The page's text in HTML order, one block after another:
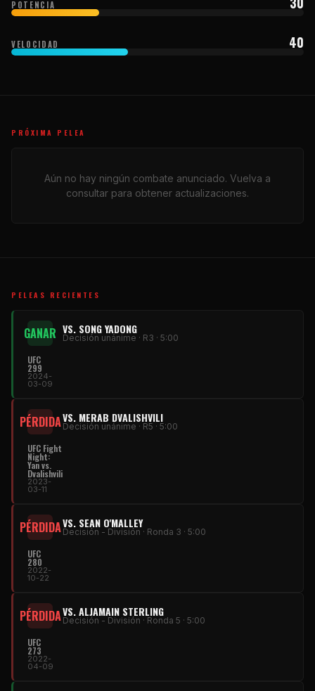
POTENCIA
VELOCIDAD 40
PRÓXIMA PELEA
Aún no hay ningún combate anunciado. Vuelva a
consultar para obtener actualizaciones.
PELEAS RECIENTES
GANAR VS. SONG YADONG
Decisión unánime · R3 · 5:00
UFC
299
2024-
03-09
PÉRDIDAVS. MERAB DVALISHVILI
Decisión unánime · R5 · 5:00
UFC Fight
Night:
Yan vs.
Dvalishvili
2023-
03-11
PÉRDIDAVS. SEAN O'MALLEY
Decisión - División · Ronda 3 · 5:00
UFC
280
2022-
10-22
PÉRDIDAVS. ALJAMAIN STERLING
Decisión - División · Ronda 5 · 5:00
UFC
273
2022-
04-09